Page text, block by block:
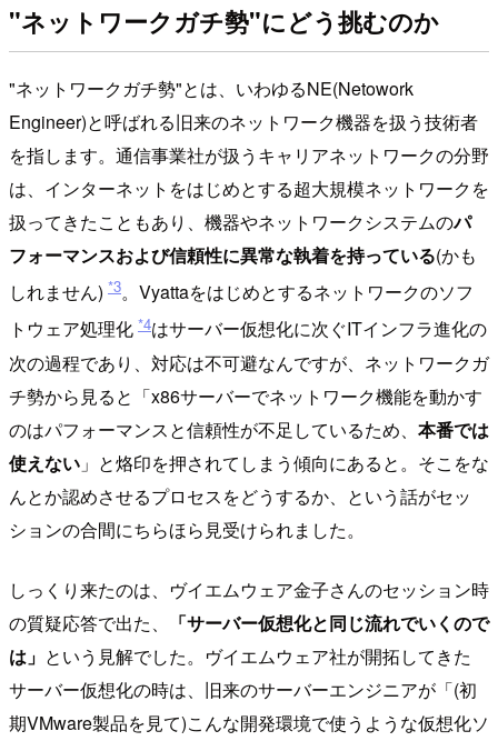
"ネットワークガチ勢"にどう挑むのか
"ネットワークガチ勢"とは、いわゆるNE(Netowork
Engineer)と呼ばれる旧来のネットワーク機器を扱う技術者
を指します。通信事業社が扱うキャリアネットワークの分野
は、インターネットをはじめとする超大規模ネットワークを
扱ってきたこともあり、機器やネットワークシステムのパ
フォーマンスおよび信頼性に異常な執着を持っている(かも
しれません) *3。Vyattaをはじめとするネットワークのソフ
トウェア処理化 *4はサーバー仮想化に次ぐITインフラ進化の
次の過程であり、対応は不可避なんですが、ネットワークガ
チ勢から見ると「x86サーバーでネットワーク機能を動かす
のはパフォーマンスと信頼性が不足しているため、 本番では
使えない 」と烙印を押されてしまう傾向にあると。そこをな
んとか認めさせるプロセスをどうするか、という話がセッ
ションの合間にちらほら見受けられました。
しっくり来たのは、ヴイエムウェア金子さんのセッション時
の質疑応答で出た、
「サーバー仮想化と同じ流れでいくので
は」 という見解でした。ヴイエムウェア社が開拓してきた
サーバー仮想化の時は、旧来のサーバーエンジニアが「(初
期VMware製品を見て)こんな開発環境で使うような仮想化ソ